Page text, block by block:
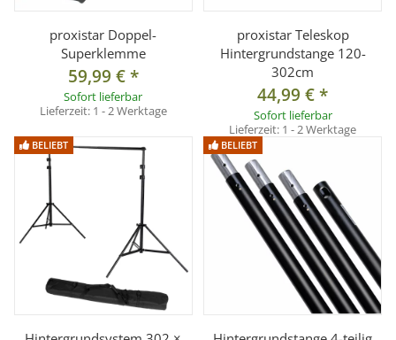
proxistar Doppel-
Superklemme
59,99 €*
Sofort lieferbar
Lieferzeit: 1 - 2 Werktage
proxistar Teleskop
Hintergrundstange 120-
302cm
44,99 €*
Sofort lieferbar
Lieferzeit: 1 - 2 Werktage
BELIEBT BELIEBT